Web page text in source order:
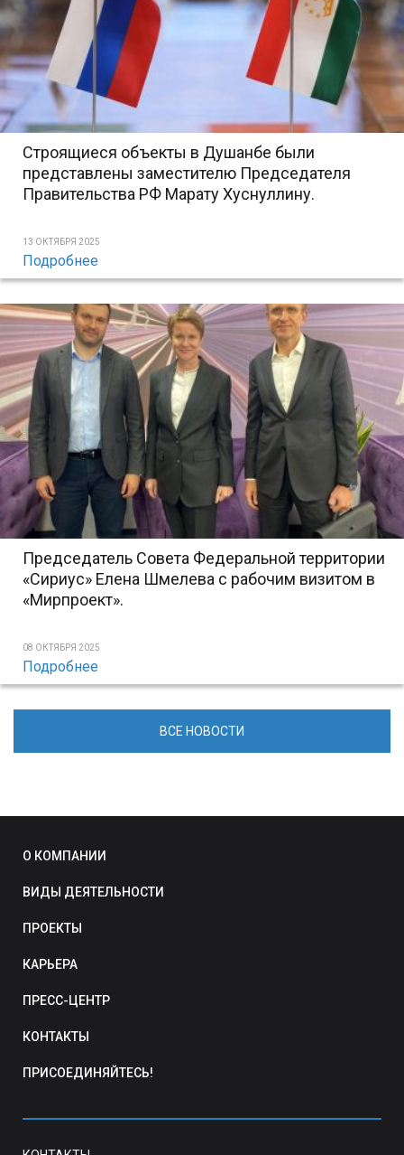
Строящиеся объекты в Душанбе были
представлены заместителю Председателя
Правительства РФ Марату Хуснуллину.
13 ОКТЯБРЯ 2025
Подробнее
Председатель Совета Федеральной территории
«Сириус» Елена Шмелева с рабочим визитом в
«Мирпроект».
08 ОКТЯБРЯ 2025
Подробнее
ВСЕ НОВОСТИ
О КОМПАНИИ
ВИДЫ ДЕЯТЕЛЬНОСТИ
ПРОЕКТЫ
КАРЬЕРА
ПРЕСС-ЦЕНТР
КОНТАКТЫ
ПРИСОЕДИНЯЙТЕСЬ!